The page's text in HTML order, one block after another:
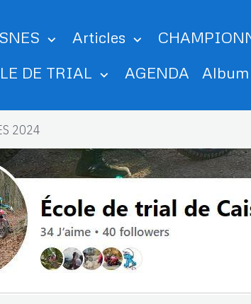
Articles
DE TRIAL
AGENDA Album
2024